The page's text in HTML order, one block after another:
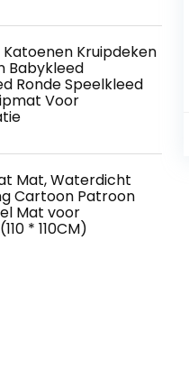
Katoenen Kruipdeken
Babykleed
Ronde Speelkleed
Voor
Mat, Waterdicht
Cartoon Patroon
Mat voor
* 110CM)